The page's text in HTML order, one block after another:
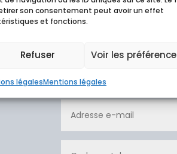
son consentement peut avoir un effet
et fonctions.
Refuser Voir les
légalesMentions légales